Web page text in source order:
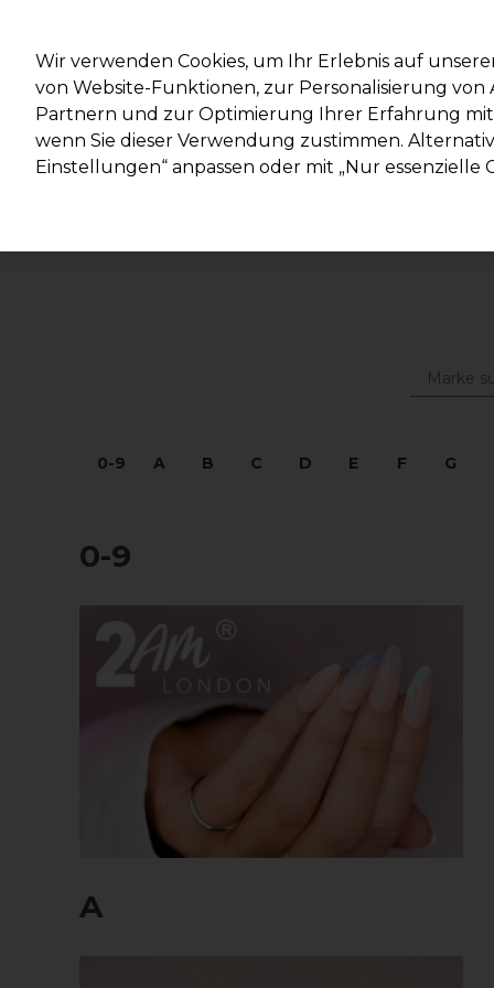
Marken Deals Haare Elektrogeräte
Lieferung und Lieferzeiten
0-9 A B C D E F G
0-9
A
Wir verwenden Cookies, um Ihr Erlebnis auf
von Website-Funktionen, zur Personalisierung
Partnern und zur Optimierung Ihrer Erfahrung mit
wenn Sie dieser Verwendung zustimmen.
Einstellungen“ anpassen oder mit „Nur essenzielle